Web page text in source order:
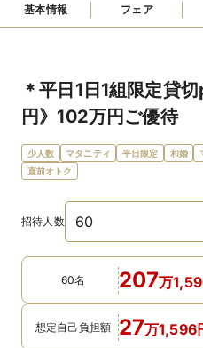
基本情報 フェア
＊平日1日1組限定貸
円》102万円ご優待
少人数 マタニティ 平日限定 和婚
直前オトク
招待人数
60名 207万
想定自己負担額 27万1,596